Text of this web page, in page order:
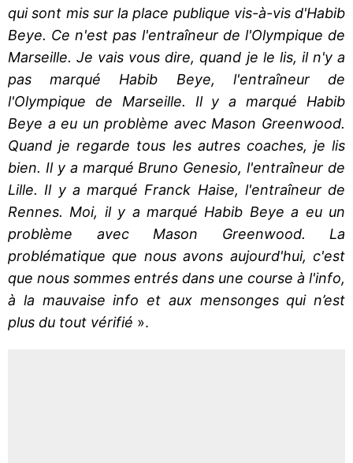
qui sont mis sur la place publique vis-à-vis d'Habib
Beye. Ce n'est pas l'entraîneur de l'Olympique de
Marseille. Je vais vous dire, quand je le lis, il n'y a
pas marqué Habib Beye, l'entraîneur de
l'Olympique de Marseille. Il y a marqué Habib
Beye a eu un problème avec Mason Greenwood.
Quand je regarde tous les autres coaches, je lis
bien. Il y a marqué Bruno Genesio, l'entraîneur de
Lille. Il y a marqué Franck Haise, l'entraîneur de
Rennes. Moi, il y a marqué Habib Beye a eu un
problème avec Mason Greenwood. La
problématique que nous avons aujourd'hui, c'est
que nous sommes entrés dans une course à l'info,
à la mauvaise info et aux mensonges qui n’est
plus du tout vérifié ».